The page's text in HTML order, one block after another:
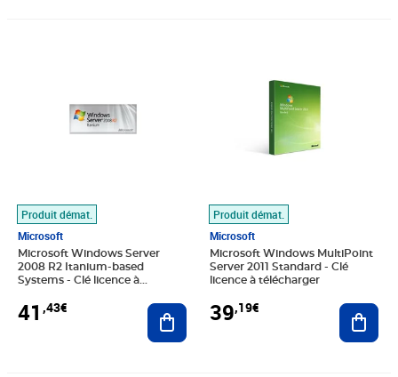
Produit démat.
Microsoft
Microsoft Windows Server
2008 R2 Itanium-based
Systems - Clé licence à
41 ,43€ Ajouter au panier
Produit démat.
Microsoft
Microsoft Windows MultiPoint
Server 2011 Standard - Clé
licence à télécharger
39,19€